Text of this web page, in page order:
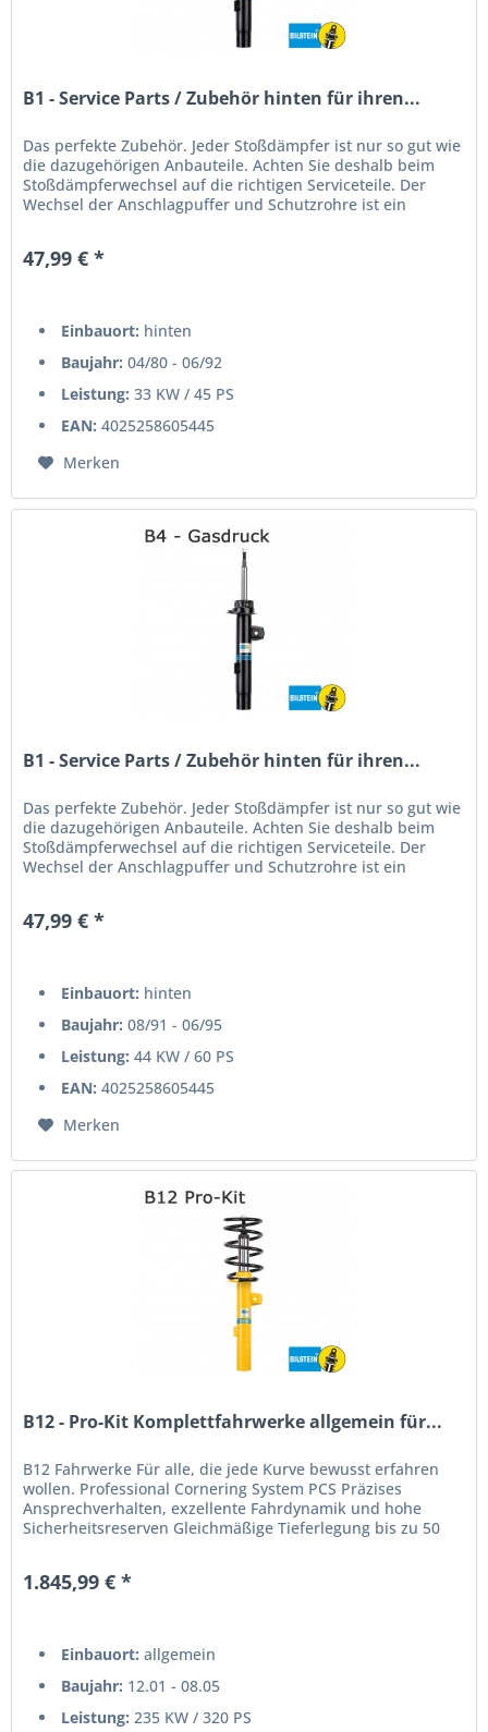
B1 - Service Parts / Zubehör hinten für ihren...
Das perfekte Zubehör. Jeder Stoßdämpfer ist nur so gut wie
die dazugehörigen Anbauteile. Achten Sie deshalb beim
Stoßdämpferwechsel auf die richtigen Serviceteile. Der
Wechsel der Anschlagpuffer und Schutzrohre ist ein
47,99 € *
Einbauort: hinten
Baujahr: 04/80 - 06/92
Leistung: 33 KW / 45 PS
EAN: 4025258605445
Merken
B1 - Service Parts / Zubehör hinten für ihren...
Das perfekte Zubehör. Jeder Stoßdämpfer ist nur so gut wie
die dazugehörigen Anbauteile. Achten Sie deshalb beim
Stoßdämpferwechsel auf die richtigen Serviceteile. Der
Wechsel der Anschlagpuffer und Schutzrohre ist ein
47,99 € *
Einbauort: hinten
Baujahr: 08/91 - 06/95
Leistung: 44 KW / 60 PS
EAN: 4025258605445
Merken
B12 - Pro-Kit Komplettfahrwerke allgemein für...
B12 Fahrwerke Für alle, die jede Kurve bewusst erfahren
wollen. Professional Cornering System PCS Präzises
Ansprechverhalten, exzellente Fahrdynamik und hohe
Sicherheitsreserven Gleichmäßige Tieferlegung bis zu 50
1.845,99 € *
Einbauort: allgemein
Baujahr: 12.01 - 08.05
Leistung: 235 KW / 320 PS